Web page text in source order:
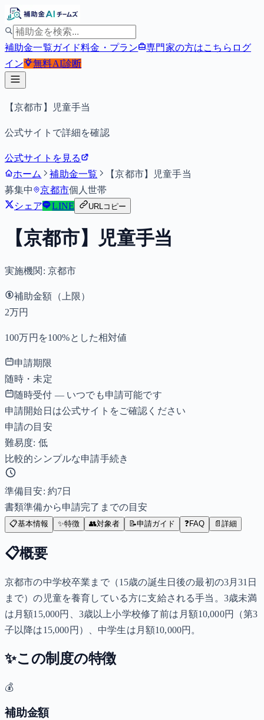
補助金一覧ガイド料金・プラン 専門家の方はこちら ログ
イン
無料AI診断
【京都市】児童手当
公式サイトで詳細を確認
公式サイトを見る
ホーム
補助金一覧
【京都市】児童手当
募集中
京都市個人世帯
シェア
LINE URLコピー
【京都市】児童手当
実施機関: 京都市
補助金額（上限）
2万円
100万円を100%とした相対値
申請期限
随時・未定
随時受付 — いつでも申請可能です
申請開始日は公式サイトをご確認ください
申請の目安
難易度: 低
比較的シンプルな申請手続き
準備目安: 約7日
書類準備から申請完了までの目安
📋基本情報 ✨特徴 👥対象者 📝申請ガイド ❓FAQ 📄 詳細
📋概要
京都市の中学校卒業まで（15歳の誕生日後の最初の3月31日
まで）の児童を養育している方に支給される手当。3歳未満
は月額15,000円、3歳以上小学校修了前は月額10,000円（第3
子以降は15,000円）、中学生は月額10,000円。
✨この制度の特徴
💰
補助金額